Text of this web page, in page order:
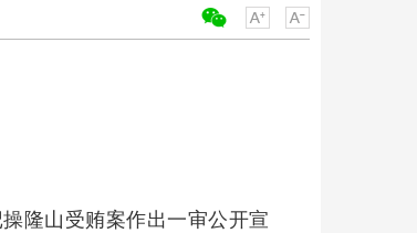
隆山受贿案作出一审公开宣